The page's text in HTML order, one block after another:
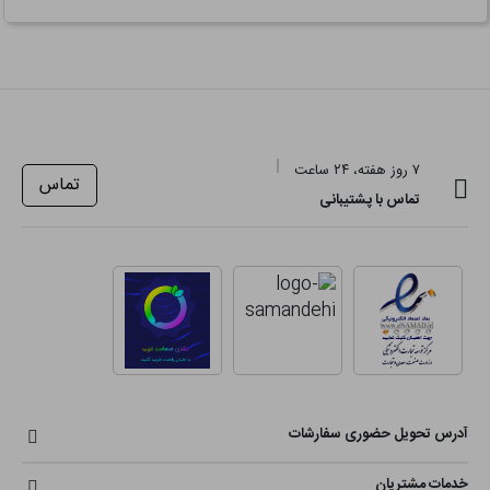
۷ روز هفته، ۲۴ ساعت
تماس با پشتیبانی
تماس
آدرس تحویل حضوری سفارشات
خدمات مشتریان